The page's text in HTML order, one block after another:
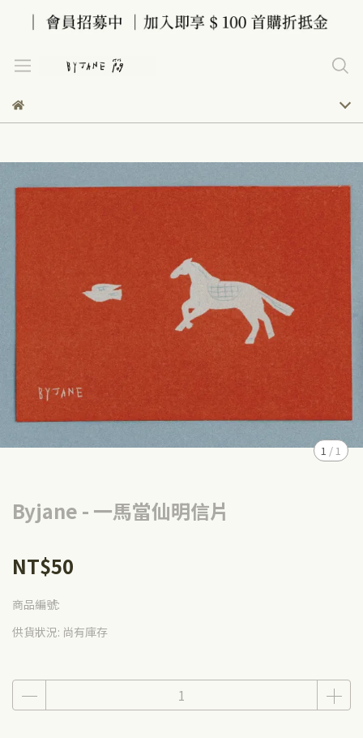
1 / 1
Byjane - 一馬當仙明信片
NT$50
商品編號:
供貨狀況: 尚有庫存